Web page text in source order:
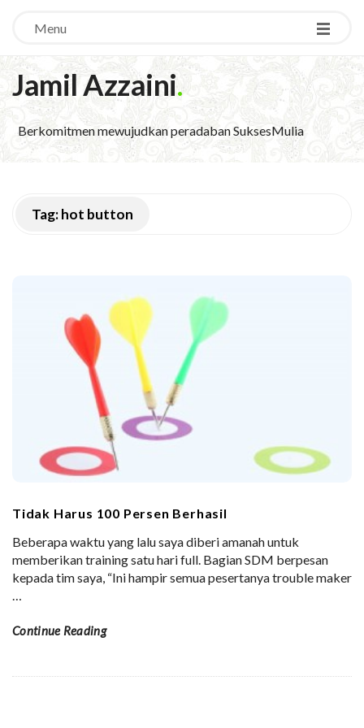
Menu
Jamil Azzaini.
Berkomitmen mewujudkan peradaban SuksesMulia
Tag:hot button
Tidak Harus 100 Persen Berhasil
Beberapa waktu yang lalu saya diberi amanah untuk
memberikan training satu hari full. Bagian SDM berpesan
kepada tim saya, “Ini hampir semua pesertanya trouble maker
…
Continue Reading